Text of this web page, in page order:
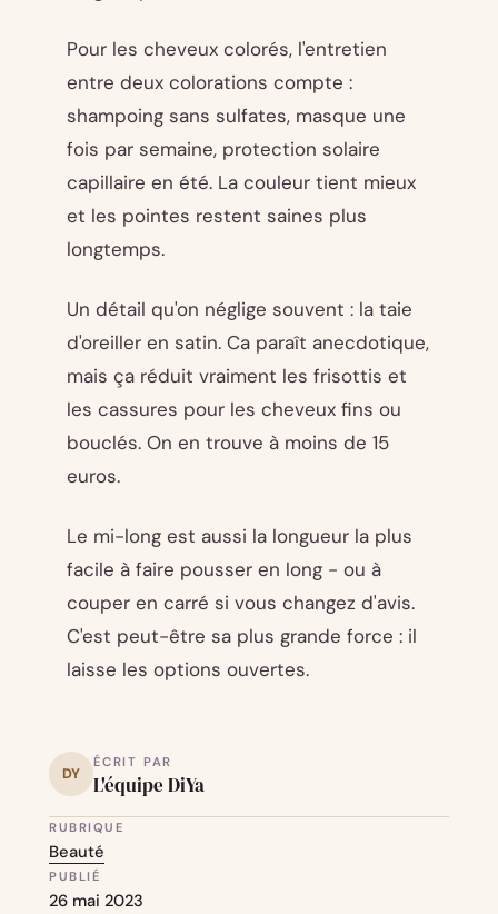
DY
ÉCRIT PAR
L'équipe DiYa
RUBRIQUE
Beauté
PUBLIÉ
26 mai 2023
Pour les cheveux colorés, l'entretien
entre deux colorations compte :
shampoing sans sulfates, masque une
fois par semaine, protection solaire
capillaire en été. La couleur tient mieux
et les pointes restent saines plus
longtemps.
Un détail qu'on néglige souvent : la taie
d'oreiller en satin. Ca paraît anecdotique,
mais ça réduit vraiment les frisottis et
les cassures pour les cheveux fins ou
bouclés. On en trouve à moins de 15
euros.
Le mi-long est aussi la longueur la plus
facile à faire pousser en long - ou à
couper en carré si vous changez d'avis.
C'est peut-être sa plus grande force : il
laisse les options ouvertes.